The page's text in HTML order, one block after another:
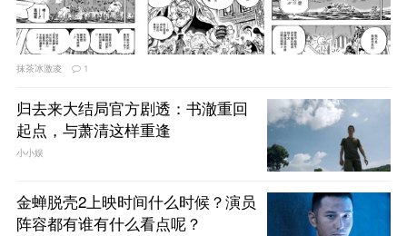
抹茶冰激凌 1
归去来大结局官方剧透：书澈重回
起点，与萧清这样重逢
小小娱
金蝉脱壳2上映时间什么时候？演员
阵容都有谁有什么看点呢？